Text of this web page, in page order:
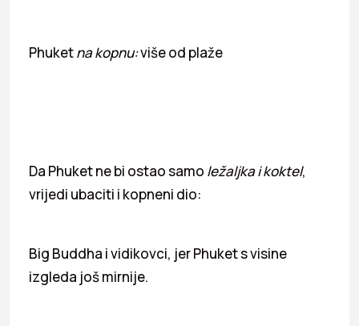
Phuketna kopnu:više od plaže
Da Phuket ne bi ostao samo ležaljka i koktel,
vrijedi ubaciti i kopneni dio:
Big Buddha i vidikovci, jer Phuket s visine
izgleda još mirnije.